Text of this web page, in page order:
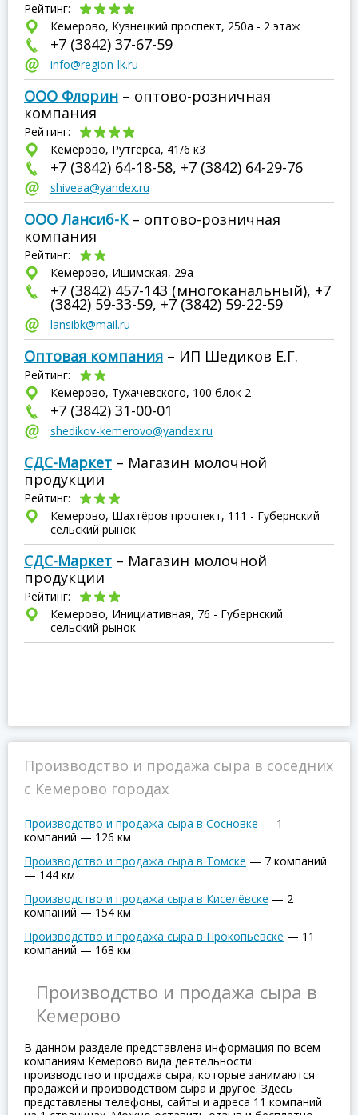
Рейтинг:
Кемерово, Кузнецкий проспект, 250а - 2 этаж
+7 (3842) 37-67-59
info@region-lk.ru
ООО Флорин – оптово-розничная
компания
Рейтинг:
Кемерово, Рутгерса, 41/6 к3
+7 (3842) 64-18-58, +7 (3842) 64-29-76
shiveaa@yandex.ru
ООО Лансиб-К– оптово-розничная
компания
Рейтинг:
Кемерово, Ишимская, 29а
+7 (3842) 457-143 (многоканальный), +7
(3842) 59-33-59, +7 (3842) 59-22-59
lansibk@mail.ru
Оптовая компания – ИП Шедиков Е.Г.
Рейтинг:
Кемерово, Тухачевского, 100 блок 2
+7 (3842) 31-00-01
shedikov-kemerovo@yandex.ru
СДС-Маркет – Магазин молочной
продукции
Рейтинг:
Кемерово, Шахтёров проспект, 111 - Губернский
сельский рынок
СДС-Маркет – Магазин молочной
продукции
Рейтинг:
Кемерово, Инициативная, 76 - Губернский
сельский рынок
Производство и продажа сыра в соседних
с Кемерово городах
Производство и продажа сыра в Сосновке — 1
компаний — 126 км
Производство и продажа сыра в Томске — 7 компаний
— 144 км
Производство и продажа сыра в Киселёвске — 2
компаний — 154 км
Производство и продажа сыра в Прокопьевске — 11
компаний — 168 км
Производство и продажа сыра в
Кемерово
В данном разделе представлена информация по всем
компаниям Кемерово вида деятельности:
производство и продажа сыра, которые занимаются
продажей и производством сыра и другое. Здесь
представлены телефоны, сайты и адреса 11 компаний